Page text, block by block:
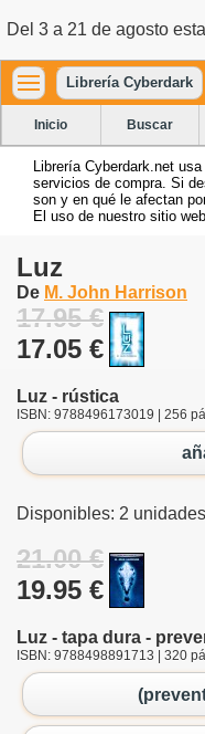
Del 3 a 21 de agosto
Librería Cyberdark
Inicio Buscar
Librería Cyberdark.net
servicios de compra. Si
son y en qué le afectan
El uso de nuestro sitio
Luz
De M. John Harrison
17.95 €
17.05 €
Luz - rústica
ISBN: 9788496173019 | 256
Disponibles: 2 unidades
21.00 €
19.95 €
Luz - tapa dura -
ISBN: 9788498891713 | 320